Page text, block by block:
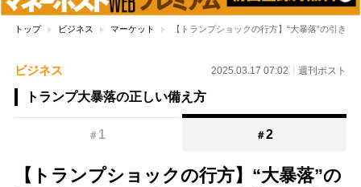
トップ ビジネス マーケット 【トランプショックの行方】“大暴落”の引き
ビジネス 2025.03.17 07:02 週刊ポスト
トランプ大暴落の正しい備え方
＃ 1 ＃2
【トランプショックの行方】“大暴落”の